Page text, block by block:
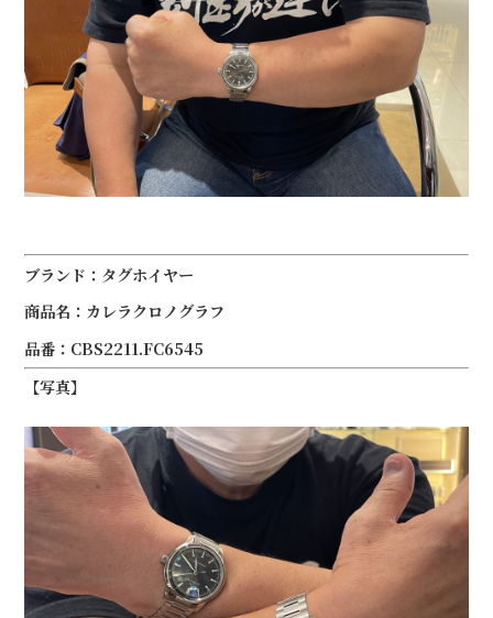
ブランド：タグホイヤー
商品名：カレラクロノグラフ
品番：CBS2211.FC6545
【写真】